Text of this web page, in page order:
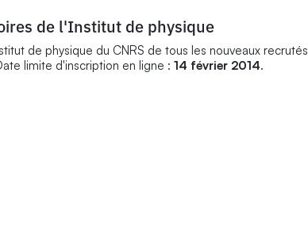
de l'Institut de physique
de physique du CNRS de tous les nouveaux recrutés
limite d'inscription en ligne : 14 février 2014.